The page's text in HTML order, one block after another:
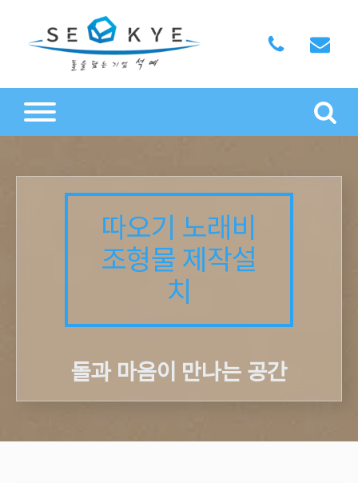
따오기 노래비
조형물 제작설
치
돌과 마음이 만나는 공간